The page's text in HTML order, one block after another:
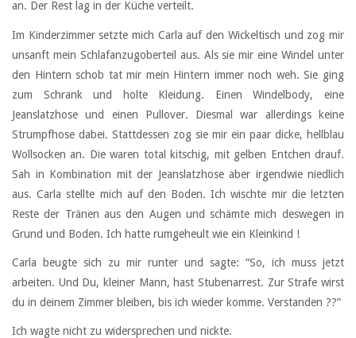
an. Der Rest lag in der Küche verteilt.
Im Kinderzimmer setzte mich Carla auf den Wickeltisch und zog mir
unsanft mein Schlafanzugoberteil aus. Als sie mir eine Windel unter
den Hintern schob tat mir mein Hintern immer noch weh. Sie ging
zum Schrank und holte Kleidung. Einen Windelbody, eine
Jeanslatzhose und einen Pullover. Diesmal war allerdings keine
Strumpfhose dabei. Stattdessen zog sie mir ein paar dicke, hellblau
Wollsocken an. Die waren total kitschig, mit gelben Entchen drauf.
Sah in Kombination mit der Jeanslatzhose aber irgendwie niedlich
aus. Carla stellte mich auf den Boden. Ich wischte mir die letzten
Reste der Tränen aus den Augen und schämte mich deswegen in
Grund und Boden. Ich hatte rumgeheult wie ein Kleinkind !
Carla beugte sich zu mir runter und sagte: “So, ich muss jetzt
arbeiten. Und Du, kleiner Mann, hast Stubenarrest. Zur Strafe wirst
du in deinem Zimmer bleiben, bis ich wieder komme. Verstanden ??”
Ich wagte nicht zu widersprechen und nickte.